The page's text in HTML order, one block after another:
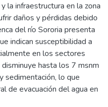
la infraestructura en la zona
daños y pérdidas debido
del río Sororia presenta
indican susceptibilidad a
en los sectores
hasta los 7 msnm
sedimentación, lo que
de evacuación del agua en